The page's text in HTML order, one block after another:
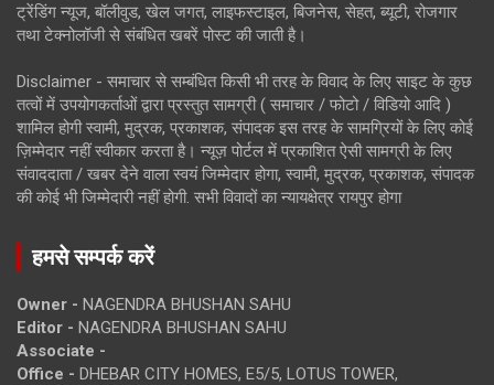
ट्रेंडिंग न्यूज, बॉलीवुड, खेल जगत, लाइफस्टाइल, बिजनेस, सेहत, ब्यूटी, रोजगार
तथा टेक्नोलॉजी से संबंधित खबरें पोस्ट की जाती है।
Disclaimer - समाचार से सम्बंधित किसी भी तरह के विवाद के लिए साइट के कुछ
तत्वों में उपयोगकर्ताओं द्वारा प्रस्तुत सामग्री ( समाचार / फोटो / विडियो आदि )
शामिल होगी स्वामी, मुद्रक, प्रकाशक, संपादक इस तरह के सामग्रियों के लिए कोई
ज़िम्मेदार नहीं स्वीकार करता है। न्यूज़ पोर्टल में प्रकाशित ऐसी सामग्री के लिए
संवाददाता / खबर देने वाला स्वयं जिम्मेदार होगा, स्वामी, मुद्रक, प्रकाशक, संपादक
की कोई भी जिम्मेदारी नहीं होगी. सभी विवादों का न्यायक्षेत्र रायपुर होगा
हमसे सम्पर्क करें
Owner - NAGENDRA BHUSHAN SAHU
Editor - NAGENDRA BHUSHAN SAHU
Associate -
Office - DHEBAR CITY HOMES, E5/5, LOTUS TOWER,